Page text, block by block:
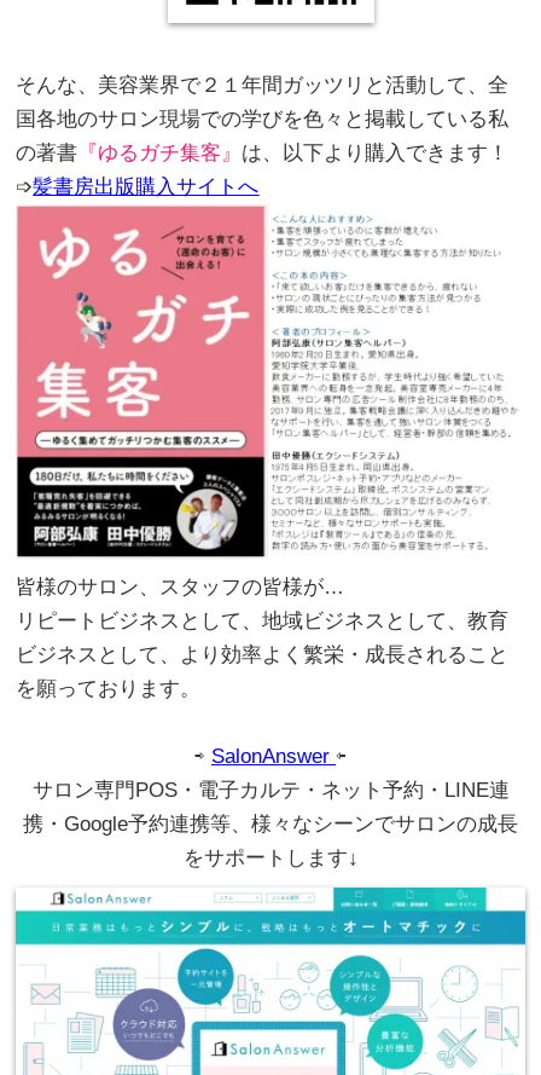
そんな、美容業界で２１年間ガッツリと活動して、全
国各地のサロン現場での学びを色々と掲載している私
の著書 『ゆるガチ集客』 は、以下より購入できます！
➩髪書房出版購入サイトへ
皆様のサロン、スタッフの皆様が…
リピートビジネスとして、地域ビジネスとして、教育
ビジネスとして、より効率よく繁栄・成長されること
を願っております。
⇨ SalonAnswer ⇦
サロン専門POS・電子カルテ・ネット予約・LINE連
携・Google予約連携等、様々なシーンでサロンの成長
をサポートします↓